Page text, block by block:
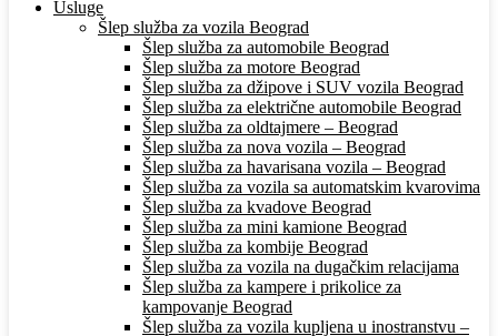
Usluge
Šlep služba za vozila Beograd
Šlep služba za automobile Beograd
Šlep služba za motore Beograd
Šlep služba za džipove i SUV vozila Beograd
Šlep služba za električne automobile Beograd
Šlep služba za oldtajmere – Beograd
Šlep služba za nova vozila – Beograd
Šlep služba za havarisana vozila – Beograd
Šlep služba za vozila sa automatskim kvarovima
Šlep služba za kvadove Beograd
Šlep služba za mini kamione Beograd
Šlep služba za kombije Beograd
Šlep služba za vozila na dugačkim relacijama
Šlep služba za kampere i prikolice za
kampovanje Beograd
Šlep služba za vozila kupljena u inostranstvu –